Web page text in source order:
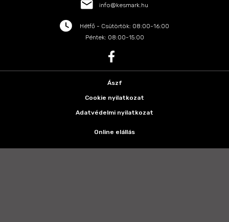
info@kesmark.hu
Hétfő - Csütörtök: 08:00-16:00
Péntek: 08:00-15:00
Ászf
Cookie nyilatkozat
Adatvédelmi nyilatkozat
Online elállás